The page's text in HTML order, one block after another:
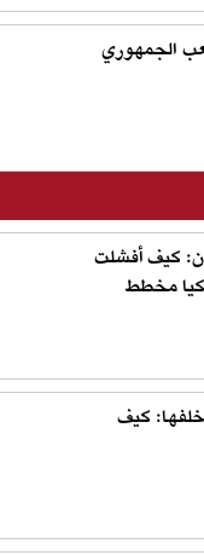
الجمهوري
كيف أفشلت
مخطط
كيف